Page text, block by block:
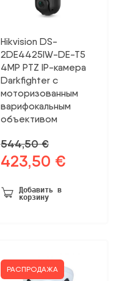
Hikvision DS-
2DE4425IW-DE-T5
4MP PTZ IP-камера
Darkfighter с
моторизованным
варифокальным
объективом
544,50€
Первоначальная
была:
544,50 €.
423,50 €
Добавить в
корзину
РАСПРОДАЖА